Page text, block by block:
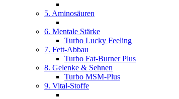
5. Aminosäuren
6. Mentale Stärke
Turbo Lucky Feeling
7. Fett-Abbau
Turbo Fat-Burner Plus
8. Gelenke & Sehnen
Turbo MSM-Plus
9. Vital-Stoffe